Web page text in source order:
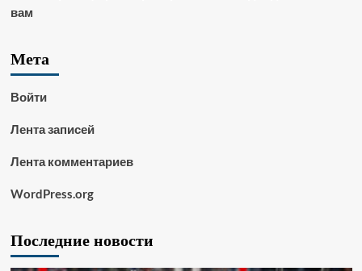
вам
Мета
Войти
Лента записей
Лента комментариев
WordPress.org
Последние новости